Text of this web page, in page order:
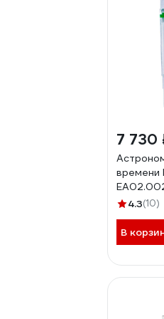
7 730
времени
4.3(10)
В